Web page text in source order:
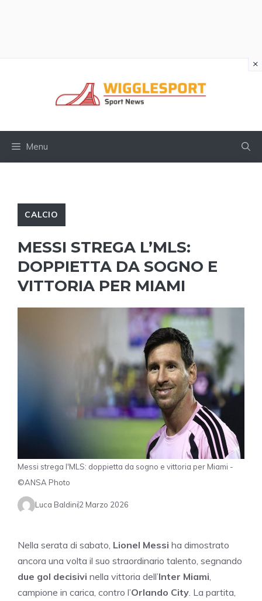
Menu
CALCIO
MESSI STREGA L’MLS:
DOPPIETTA DA SOGNO E
VITTORIA PER MIAMI
Messi strega l'MLS: doppietta da sogno e vittoria per Miami -
©ANSA Photo
Luca Baldini2 Marzo 2026
Nella serata di sabato, Lionel Messi ha dimostrato
ancora una volta il suo straordinario talento, segnando
due gol decisivi nella vittoria dell’Inter Miami
campione in carica, contro l’Orlando City . La partita,
×